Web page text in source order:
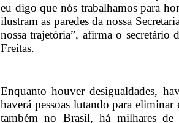
eu digo que nós trabalhamos para
ilustram as paredes da nossa
nossa trajetória”, afirma o secretário
Freitas.
Enquanto houver desigualdades,
haverá pessoas lutando para
também no Brasil, há milhares de